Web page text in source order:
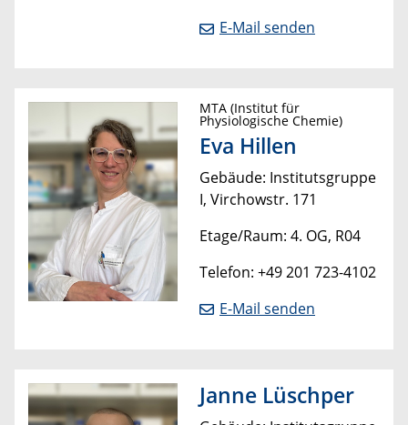
E-Mail senden
MTA (Institut für
Physiologische Chemie)
Eva Hillen
Gebäude: Institutsgruppe
I, Virchowstr. 171
Etage/Raum: 4. OG, R04
Telefon: +49 201 723-4102
E-Mail senden
Janne Lüschper